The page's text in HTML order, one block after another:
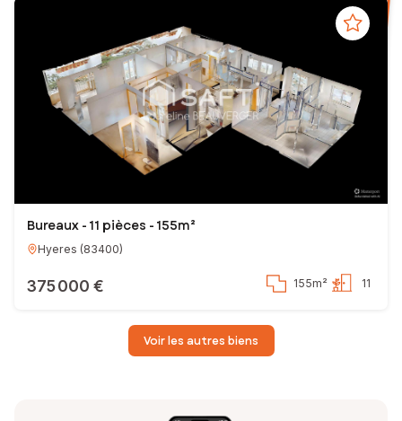
Bureaux - 11 pièces - 155m²
Hyeres (83400)
375 000 € 155m² 11
Voir les autres biens